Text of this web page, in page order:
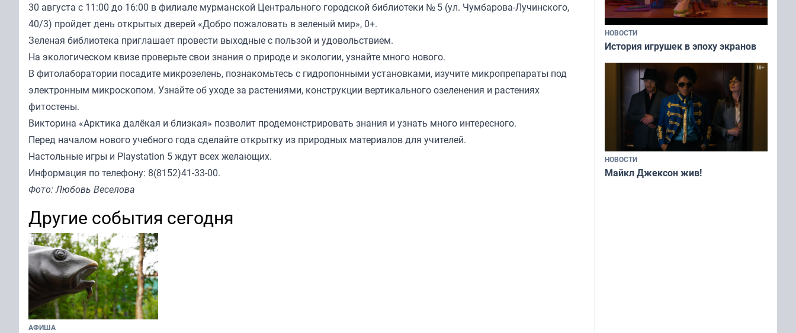
30 августа с 11:00 до 16:00 в филиале мурманской Центрального городской библиотеки № 5 (ул. Чумбарова-Лучинского,
40/3) пройдет день открытых дверей «Добро пожаловать в зеленый мир», 0+.
Зеленая библиотека приглашает провести выходные с пользой и удовольствием.
На экологическом квизе проверьте свои знания о природе и экологии, узнайте много нового.
В фитолаборатории посадите микрозелень, познакомьтесь с гидропонными установками, изучите микропрепараты под
электронным микроскопом. Узнайте об уходе за растениями, конструкции вертикального озеленения и растениях
фитостены.
Викторина «Арктика далёкая и близкая» позволит продемонстрировать знания и узнать много интересного.
Перед началом нового учебного года сделайте открытку из природных материалов для учителей.
Настольные игры и Playstation 5 ждут всех желающих.
Информация по телефону: 8(8152)41-33-00.
Фото: Любовь Веселова
Другие события сегодня
АФИША
НОВОСТИ
История игрушек в эпоху экранов
НОВОСТИ
Майкл Джексон жив!